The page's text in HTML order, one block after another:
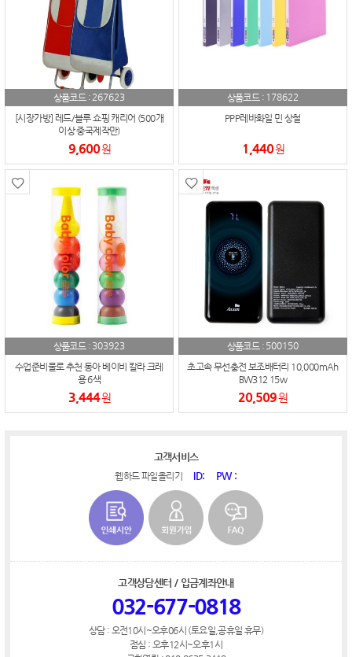
상품코드 :267623
[시장가방] 레드/블루 쇼핑 캐리어 (500개
이상 중국제작만)
9,600원
상품코드 : 178622
PPP레바화일 민 상철
1,440원
상품코드 : 303923
수업준비물로 추천 동아 베이비 칼라 크레
용 6색
3,444원
상품코드 : 500150
초고속 무선충전 보조배터리 10,000mAh
BW312 15w
20,509원
고객서비스
웹하드 파일올리기 ID: PW :
고객상담센터 / 입금계좌안내
032-677-0818
상담 : 오전10시~오후06시 (토요일,공휴일 휴무)
점심 : 오후12시~오후1시